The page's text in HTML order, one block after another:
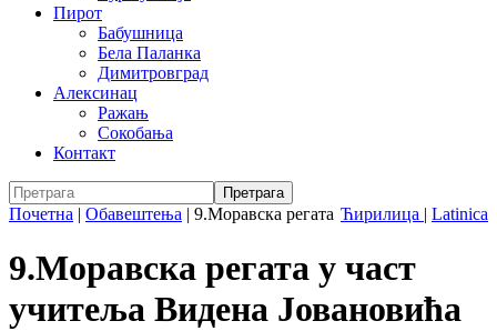
Пирот
Бабушница
Бела Паланка
Димитровград
Алексинац
Ражањ
Сокобања
Контакт
Ћирилица | Latinica
Почетна | Обавештења | 9.Моравска регата
9.Моравска регата у част
учитеља Видeна Јовановића